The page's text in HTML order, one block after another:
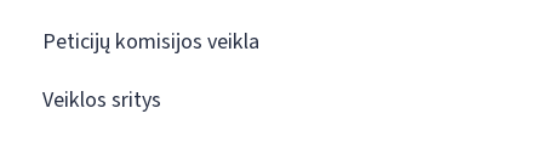
Peticijų komisijos veikla
Veiklos sritys